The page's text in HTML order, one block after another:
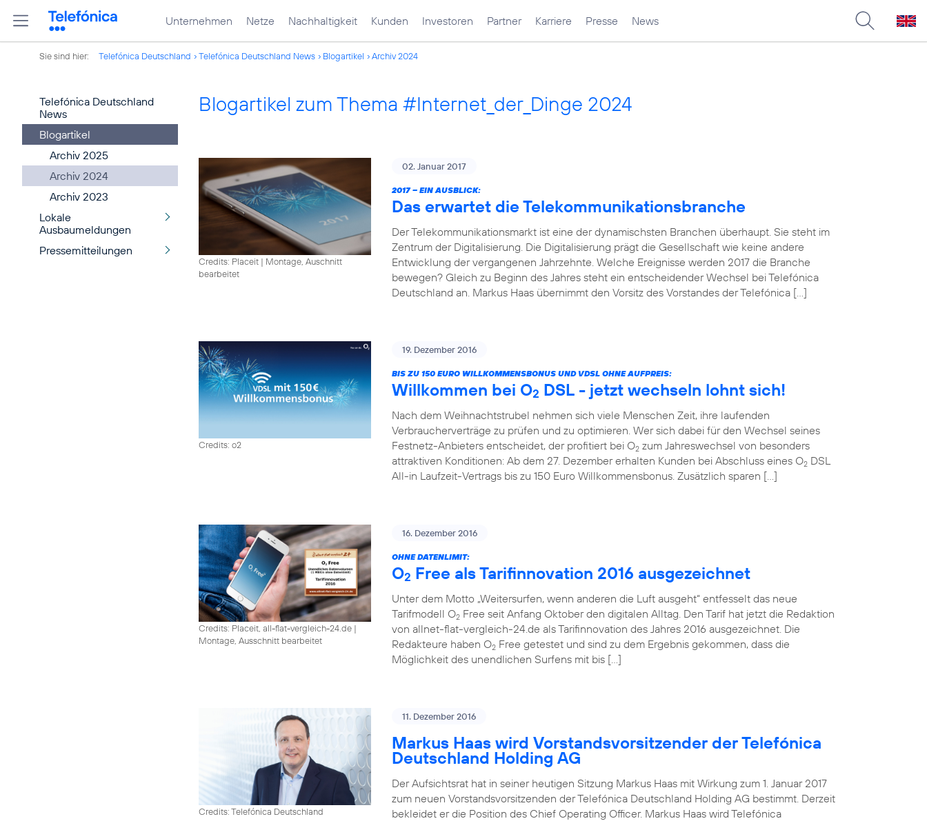
Unternehmen Netze Nachhaltigkeit Kunden Investoren Partner Karriere Presse News
Sie sind hier: Telefónica Deutschland Telefónica Deutschland News Blogartikel Archiv 2024
Telefónica Deutschland
News
Blogartikel
Archiv 2025
Archiv 2024
Archiv 2023
Lokale
Ausbaumeldungen
Pressemitteilungen
Blogartikel zum Thema #Internet_der_Dinge 2024
Credits: Placeit | Montage, Auschnitt
bearbeitet
02. Januar 2017
2017 – EIN AUSBLICK:
Das erwartet die Telekommunikationsbranche
Der Telekommunikationsmarkt ist eine der dynamischsten Branchen überhaupt. Sie steht im
Zentrum der Digitalisierung. Die Digitalisierung prägt die Gesellschaft wie keine andere
Entwicklung der vergangenen Jahrzehnte. Welche Ereignisse werden 2017 die Branche
bewegen? Gleich zu Beginn des Jahres steht ein entscheidender Wechsel bei Telefónica
Deutschland an. Markus Haas übernimmt den Vorsitz des Vorstandes der Telefónica […]
Credits: o2
19. Dezember 2016
BIS ZU 150 EURO WILLKOMMENSBONUS UND VDSL OHNE AUFPREIS:
Willkommen bei O2 DSL - jetzt wechseln lohnt sich!
Nach dem Weihnachtstrubel nehmen sich viele Menschen Zeit, ihre laufenden
Verbraucherverträge zu prüfen und zu optimieren. Wer sich dabei für den Wechsel seines
Festnetz-Anbieters entscheidet, der profitiert bei O2 zum Jahreswechsel von besonders
attraktiven Konditionen: Ab dem 27. Dezember erhalten Kunden bei Abschluss eines O2 DSL
All-in Laufzeit-Vertrags bis zu 150 Euro Willkommensbonus. Zusätzlich sparen […]
Credits: Placeit, all-flat-vergleich-24.de |
Montage, Ausschnitt bearbeitet
16. Dezember 2016
OHNE DATENLIMIT:
O2 Free als Tarifinnovation 2016 ausgezeichnet
Unter dem Motto „Weitersurfen, wenn anderen die Luft ausgeht“ entfesselt das neue
Tarifmodell O2 Free seit Anfang Oktober den digitalen Alltag. Den Tarif hat jetzt die Redaktion
von allnet-flat-vergleich-24.de als Tarifinnovation des Jahres 2016 ausgezeichnet. Die
Redakteure haben O2 Free getestet und sind zu dem Ergebnis gekommen, dass die
Möglichkeit des unendlichen Surfens mit bis […]
Credits: Telefónica Deutschland
11. Dezember 2016
Markus Haas wird Vorstandsvorsitzender der Telefónica
Deutschland Holding AG
Der Aufsichtsrat hat in seiner heutigen Sitzung Markus Haas mit Wirkung zum 1. Januar 2017
zum neuen Vorstandsvorsitzenden der Telefónica Deutschland Holding AG bestimmt. Derzeit
bekleidet er die Position des Chief Operating Officer. Markus Haas wird Telefónica